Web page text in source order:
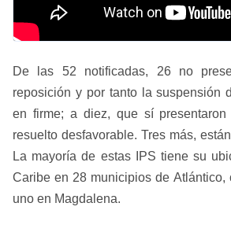
De las 52 notificadas, 26 no
reposición y por tanto la suspensión
en firme; a diez, que sí
resuelto desfavorable. Tres más,
La mayoría de estas IPS tiene su
Caribe en 28 municipios de Atlántico,
uno en Magdalena.